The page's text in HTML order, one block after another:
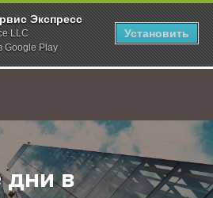
Экспресс
LLC
Google Play
Установить
Новости Выходные дни в Беларуси
в